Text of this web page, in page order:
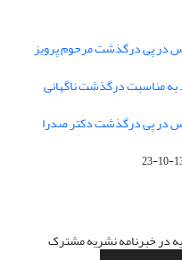
در پی درگذشت مرحوم پرویز
مناسبت درگذشت ناگهانی
در پی درگذشت دکتر صدرا
در خبرنامه نشریه مشترک